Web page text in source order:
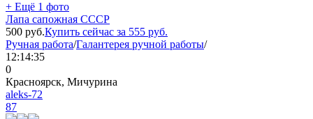
+ Ещё 1 фото
Лапа сапожная СССР
500 руб.Купить сейчас за 555 руб.
Ручная работа/Галантерея ручной работы/
12:14:35
0
Красноярск, Мичурина
aleks-72
87